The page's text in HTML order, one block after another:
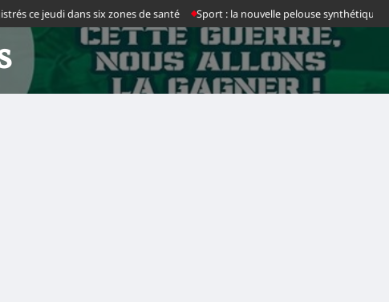
ce jeudi dans six zones de santé Sport : la nouvelle pelouse synthétique du